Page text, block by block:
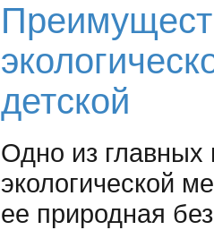
детской
Одно из
экологической
ее природная